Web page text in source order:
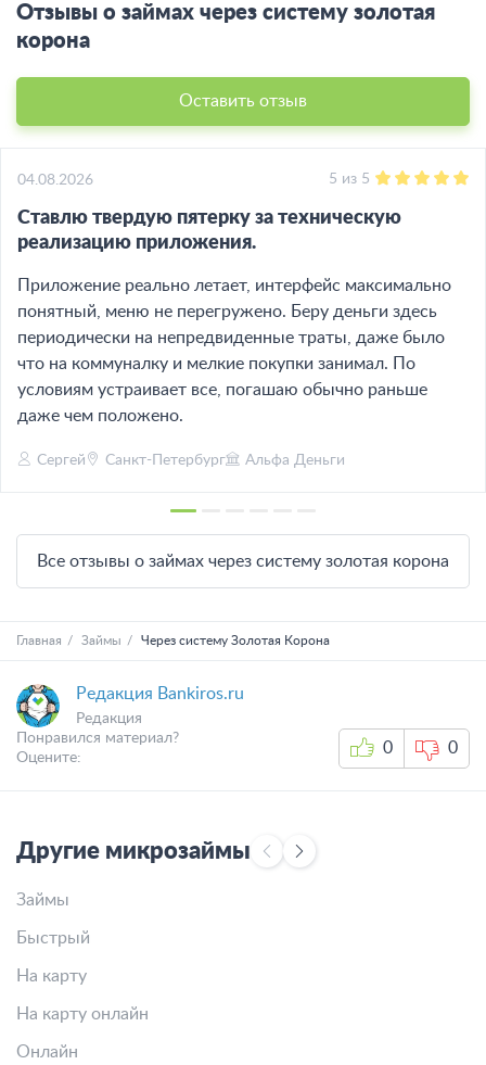
Отзывы о займах через систему золотая
корона
Оставить отзыв
04.08.2026 5 из 5
Ставлю твердую пятерку за техническую
реализацию приложения.
Приложение реально летает, интерфейс максимально
понятный, меню не перегружено. Беру деньги здесь
периодически на непредвиденные траты, даже было
что на коммуналку и мелкие покупки занимал. По
условиям устраивает все, погашаю обычно раньше
даже чем положено.
Сергей Санкт-Петербург Альфа Деньги
Все отзывы о займах через систему золотая корона
Главная Займы Через систему Золотая Корона
Редакция Bankiros.ru
Редакция
Понравился материал?
Оцените:
0 0
Другие микрозаймы
Займы
Быстрый
На карту
На карту онлайн
Онлайн